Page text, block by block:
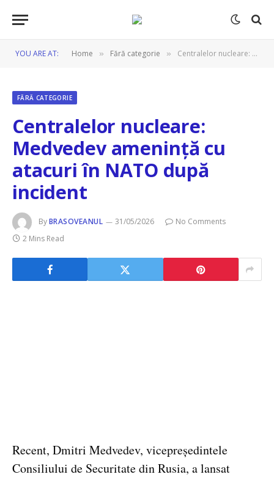
YOU ARE AT: Home » Fără categorie » Centralelor nucleare: Medvedev amenință cu atacuri în NATO după incident
FĂRĂ CATEGORIE
Centralelor nucleare:
Medvedev amenință cu
atacuri în NATO după
incident
ByBRASOVEANUL 31/05/2026
No Comments
2 Mins Read
Recent, Dmitri Medvedev, vicepreședintele
Consiliului de Securitate din Rusia, a lansat